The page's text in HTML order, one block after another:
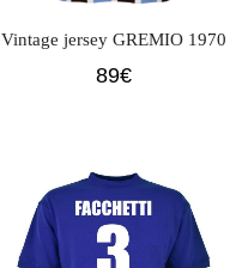
Vintage jersey GREMIO 1970
89€